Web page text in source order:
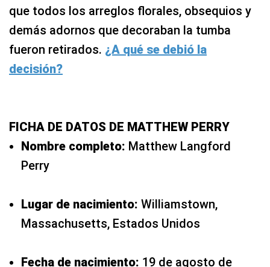
que todos los arreglos florales, obsequios y
demás adornos que decoraban la tumba
fueron retirados. ¿A qué se debió la
decisión?
FICHA DE DATOS DE MATTHEW PERRY
Nombre completo: Matthew Langford
Perry
Lugar de nacimiento: Williamstown,
Massachusetts, Estados Unidos
Fecha de nacimiento: 19 de agosto de